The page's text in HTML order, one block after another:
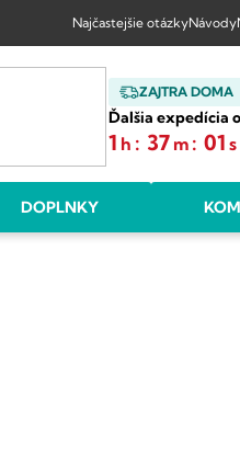
Najčastejšie otázkyNávody
ZAJTRA DOMA
Ďalšia expedícia
1 h : 37 m : 00s
DOPLNKY